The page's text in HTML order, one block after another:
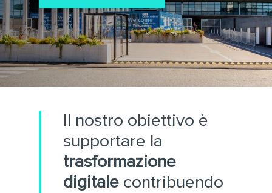
Il nostro obiettivo è
supportare la
trasformazione
digitalecontribuendo